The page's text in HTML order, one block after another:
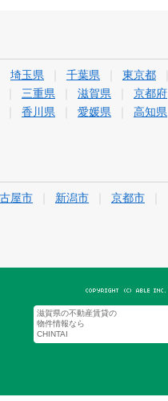
埼玉県 千葉県
東京都
三重県
滋賀県
京都府
香川県
愛媛県 高知県
屋市 新潟市 京都市
滋賀県の不動産賃貸の
物件情報なら
CHINTAI